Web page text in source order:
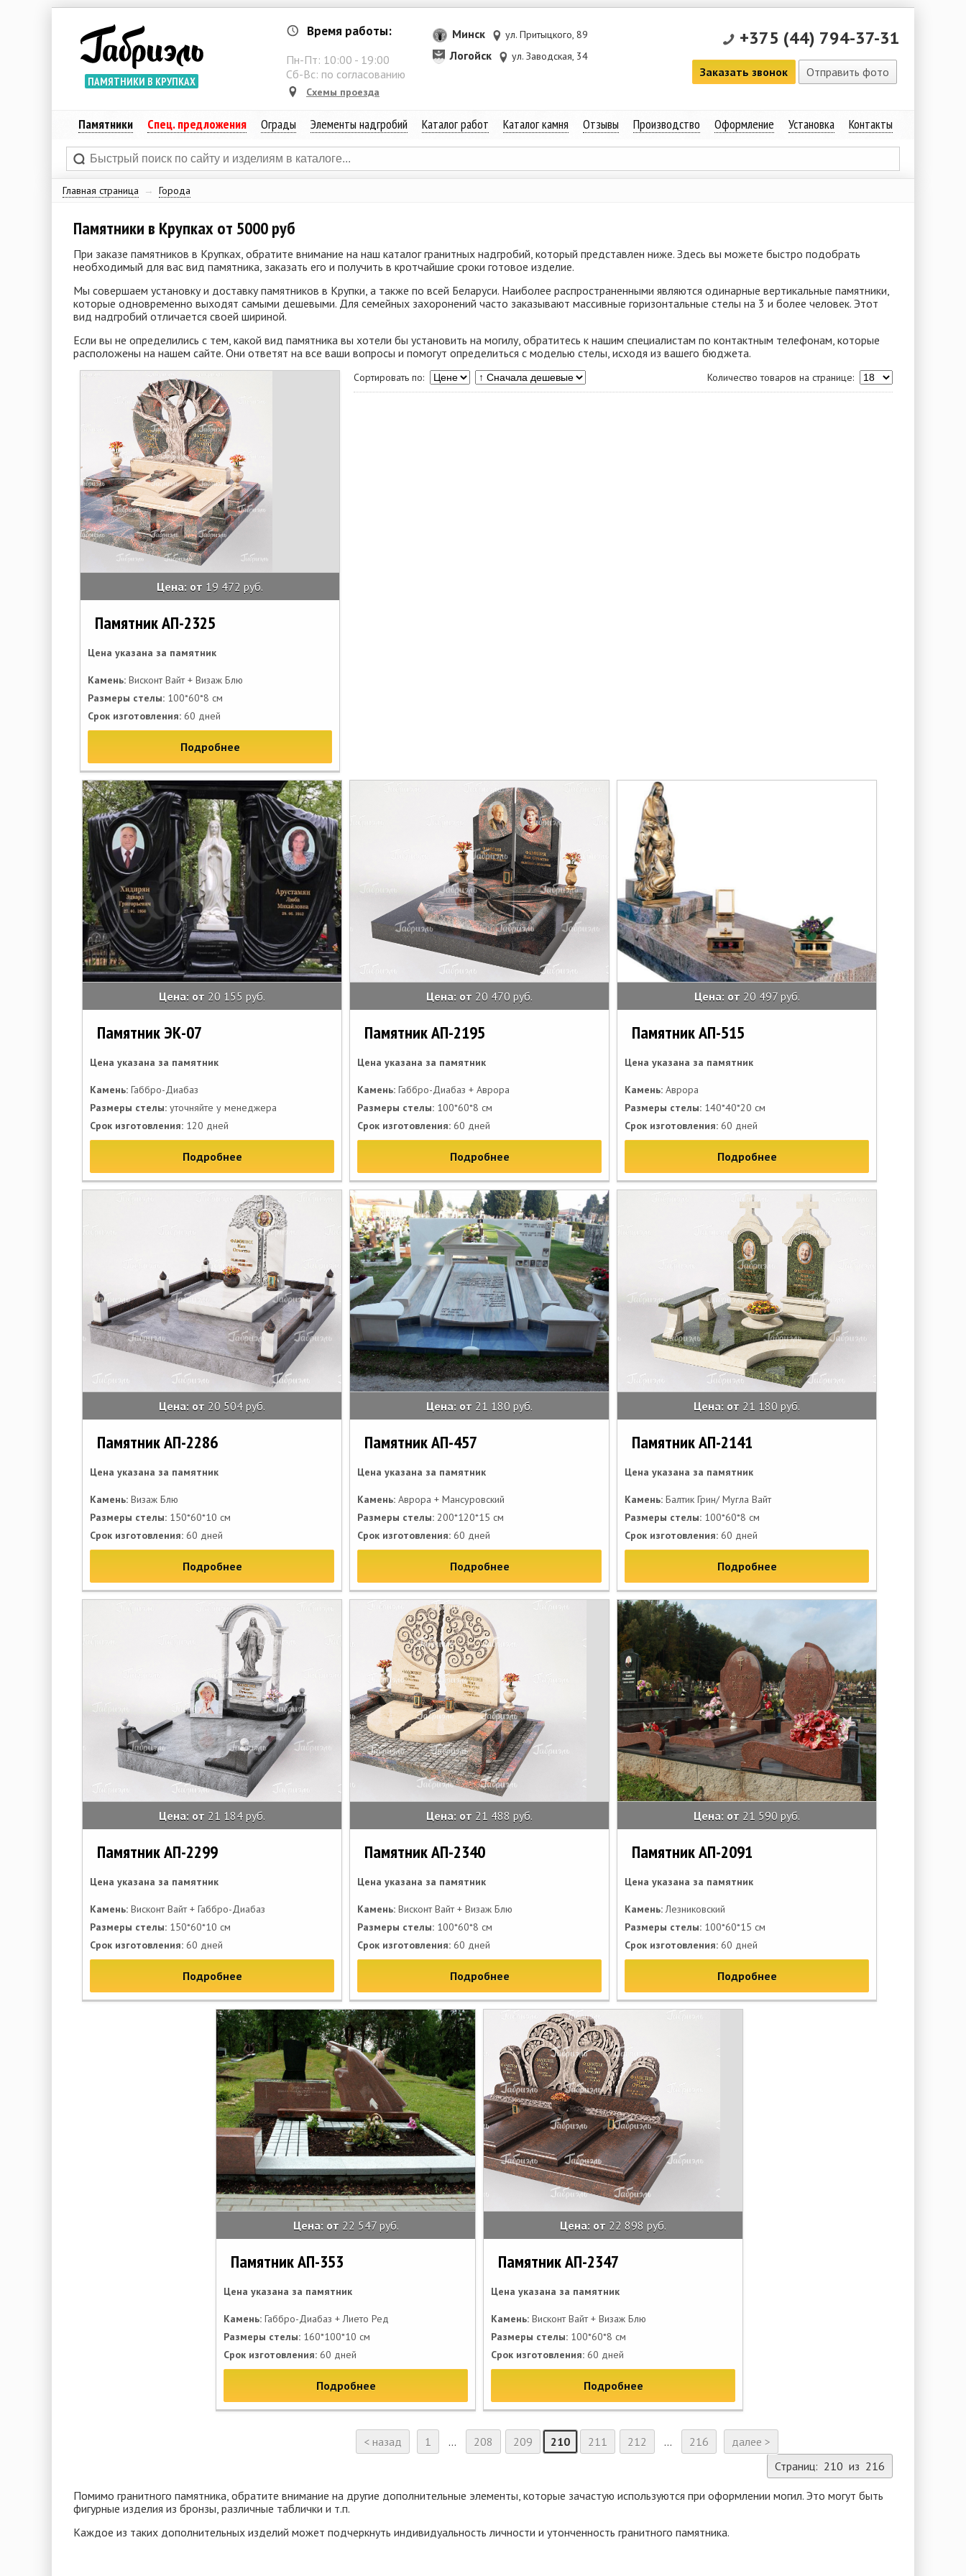
ПАМЯТНИКИ В КРУПКАХ
Время работы:
Пн-Пт: 10:00 - 19:00
Сб-Вс: по согласованию
Схемы проезда
Минск ул. Притыцкого, 89
Логойск ул. Заводская, 34
+375 (44) 794-37-31
Заказать звонок Отправить фото
Памятники Спец. предложения Ограды Элементы надгробий Каталог работ Каталог камня Отзывы Производство Оформление Установка Контакты
Главная страница → Города
Памятники в Крупках от 5000 руб
При заказе памятников в Крупках, обратите внимание на наш каталог гранитных надгробий, который представлен ниже. Здесь вы можете быстро подобрать
необходимый для вас вид памятника, заказать его и получить в кротчайшие сроки готовое изделие.
Мы совершаем установку и доставку памятников в Крупки, а также по всей Беларуси. Наиболее распространенными являются одинарные вертикальные памятники,
которые одновременно выходят самыми дешевыми. Для семейных захоронений часто заказывают массивные горизонтальные стелы на 3 и более человек. Этот
вид надгробий отличается своей шириной.
Если вы не определились с тем, какой вид памятника вы хотели бы установить на могилу, обратитесь к нашим специалистам по контактным телефонам, которые
расположены на нашем сайте. Они ответят на все ваши вопросы и помогут определиться с моделью стелы, исходя из вашего бюджета.
Сортировать по: Количество товаров на странице:
Цена: от 19 472 руб.
Памятник АП-2325
Цена указана за памятник
Камень: Висконт Вайт + Визаж Блю
Размеры стелы: 100*60*8 см
Срок изготовления: 60 дней
Подробнее
Цена: от 20 155 руб.
Памятник ЭК-07
Цена указана за памятник
Камень: Габбро-Диабаз
Размеры стелы: уточняйте у менеджера
Срок изготовления: 120 дней
Подробнее
Цена: от 20 470 руб.
Памятник АП-2195
Цена указана за памятник
Камень: Габбро-Диабаз + Аврора
Размеры стелы: 100*60*8 см
Срок изготовления: 60 дней
Подробнее
Цена: от 20 497 руб.
Памятник АП-515
Цена указана за памятник
Камень: Аврора
Размеры стелы: 140*40*20 см
Срок изготовления: 60 дней
Подробнее
Цена: от 20 504 руб.
Памятник АП-2286
Цена указана за памятник
Камень: Визаж Блю
Размеры стелы: 150*60*10 см
Срок изготовления: 60 дней
Подробнее
Цена: от 21 180 руб.
Памятник АП-457
Цена указана за памятник
Камень: Аврора + Мансуровский
Размеры стелы: 200*120*15 см
Срок изготовления: 60 дней
Подробнее
Цена: от 21 180 руб.
Памятник АП-2141
Цена указана за памятник
Камень: Балтик Грин/ Мугла Вайт
Размеры стелы: 100*60*8 см
Срок изготовления: 60 дней
Подробнее
Цена: от 21 184 руб.
Памятник АП-2299
Цена указана за памятник
Камень: Висконт Вайт + Габбро-Диабаз
Размеры стелы: 150*60*10 см
Срок изготовления: 60 дней
Подробнее
Цена: от 21 488 руб.
Памятник АП-2340
Цена указана за памятник
Камень: Висконт Вайт + Визаж Блю
Размеры стелы: 100*60*8 см
Срок изготовления: 60 дней
Подробнее
Цена: от 21 590 руб.
Памятник АП-2091
Цена указана за памятник
Камень:Лезниковский
Размеры стелы: 100*60*15 см
Срок изготовления: 60 дней
Подробнее
Цена: от 22 547 руб.
Памятник АП-353
Цена указана за памятник
Камень: Габбро-Диабаз + Лието Ред
Размеры стелы: 160*100*10 см
Срок изготовления: 60 дней
Подробнее
Цена: от 22 898 руб.
Памятник АП-2347
Цена указана за памятник
Камень: Висконт Вайт + Визаж Блю
Размеры стелы: 100*60*8 см
Срок изготовления: 60 дней
Подробнее
< назад 1 ... 208 209 210 211 212 ... 216
далее >
Страниц: 210 из 216
Помимо гранитного памятника, обратите внимание на другие дополнительные элементы, которые зачастую используются при оформлении могил. Это могут быть
фигурные изделия из бронзы, различные таблички и т.п.
Каждое из таких дополнительных изделий может подчеркнуть индивидуальность личности и утонченность гранитного памятника.